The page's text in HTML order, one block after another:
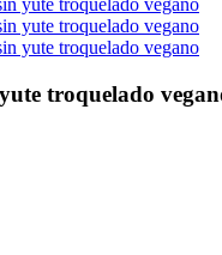
troquelado